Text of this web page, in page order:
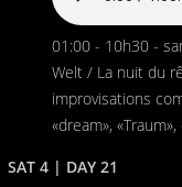
01:00 - 10h30 -
Welt / La nuit du
improvisations
«dream»,
SAT 4 | DAY 21